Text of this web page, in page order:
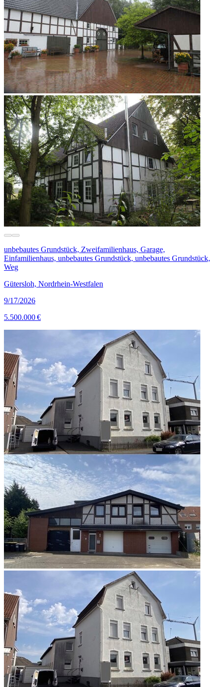
unbebautes Grundstück, Zweifamilienhaus, Garage,
Einfamilienhaus, unbebautes Grundstück, unbebautes Grundstück,
Weg
Gütersloh, Nordrhein-Westfalen
9/17/2026
5.500.000 €